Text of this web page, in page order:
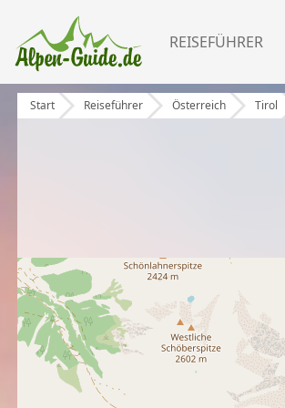
REISEFÜHRER
Start Reiseführer Österreich Tirol